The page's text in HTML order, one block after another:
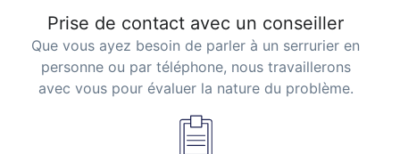
Prise de contact avec un conseiller
Que vous ayez besoin de parler à un serrurier en
personne ou par téléphone, nous travaillerons
avec vous pour évaluer la nature du problème.